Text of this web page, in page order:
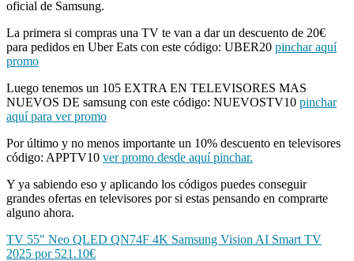
oficial de Samsung.
La primera si compras una TV te van a dar un descuento de 20€
para pedidos en Uber Eats con este código: UBER20 pinchar aquí
promo
Luego tenemos un 105 EXTRA EN TELEVISORES MAS
NUEVOS DE samsung con este código: NUEVOSTV10 pinchar
aquí para ver promo
Por último y no menos importante un 10% descuento en televisores
código: APPTV10 ver promo desde aquí pinchar.
Y ya sabiendo eso y aplicando los códigos puedes conseguir
grandes ofertas en televisores por si estas pensando en comprarte
alguno ahora.
TV 55" Neo QLED QN74F 4K Samsung Vision AI Smart TV
2025 por 521.10€